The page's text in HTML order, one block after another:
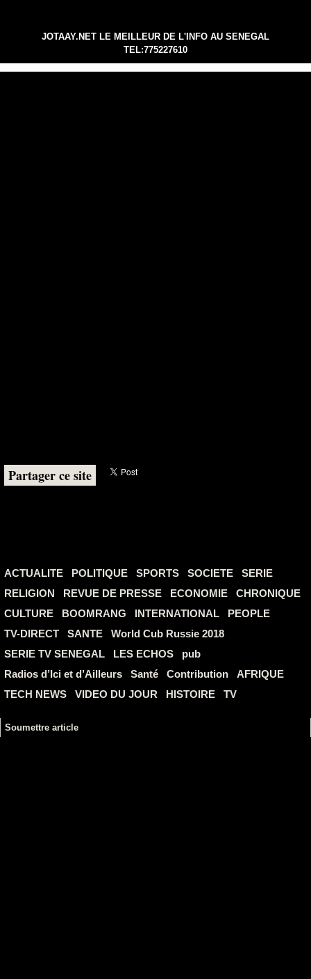
JOTAAY.NET LE MEILLEUR DE L'INFO AU SENEGAL
TEL:775227610
Partager ce site
ACTUALITE POLITIQUE SPORTS SOCIETE
SERIE
RELIGION
REVUE DE PRESSE ECONOMIE
CHRONIQUE
CULTURE
BOOMRANG INTERNATIONAL
PEOPLE
TV-DIRECT
SANTE
World Cub Russie 2018
SERIE TV SENEGAL
LES ECHOS
pub
Radios d’Ici et d’Ailleurs
Santé Contribution
AFRIQUE
TECH NEWS
VIDEO DU JOUR HISTOIRE TV
Soumettre article